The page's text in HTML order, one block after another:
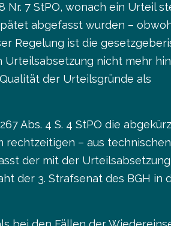
7 StPO, wonach ein Urteil
abgefasst wurden –
Regelung ist die
nicht mehr
der Urteilsgründe als
Abs. 4 S. 4 StPO die
– aus
der mit der
der 3. Strafsenat des BGH in